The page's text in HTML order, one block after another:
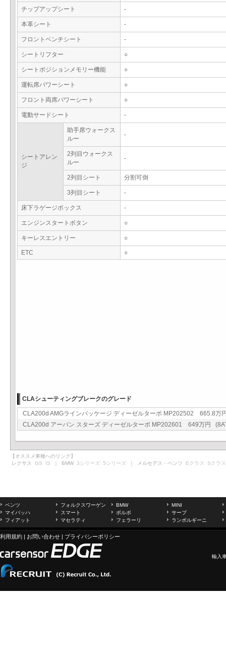
チップアップシート -
本革シート -
フロントベンチシート -
シートリフター ○
シートポジションメモリー機能 ○
運転席パワーシート ○
フロント両席パワーシート ○
電動サードシート -
シートアレン
ジ
助手席ウォークス
ルー
-
2列目ウォークス
ルー
-
2列目シート 分割可倒
3列目シート -
床下ラゲージボックス -
エンジンスタートボタン ○
キーレスエントリー ○
ETC ○
CLAシューティングブレークのグレード
CLA200d AMGラインパッケージ ディーゼルターボ MP202502 665.8万
CLA200d アーバン スターズ ディーゼルターボ MP202601 649万円
【オススメ車種へのリンク】
レクサス GS IS ｜ BMW 3シリーズ 5シリーズ ｜ メルセデス・ベンツ Eクラス Sクラス
ベンツ フォルクスワーゲン BMW
MINI
マイバッハ
スマート ボルボ
サーブ
フィアット
マセラティ フェラーリ ランボルギーニ
利用規約 | お問い合わせ | プライバシーポリシー
輸入